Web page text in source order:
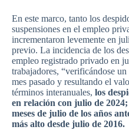
En este marco, tanto los
suspensiones en el empleo
incrementaron levemente en
previo. La incidencia de los
empleo registrado privado en
trabajadores, “verificándose
mes pasado y resultando el
términos interanuales, los
en relación con julio de
meses de julio de los años
más alto desde julio de 2016.